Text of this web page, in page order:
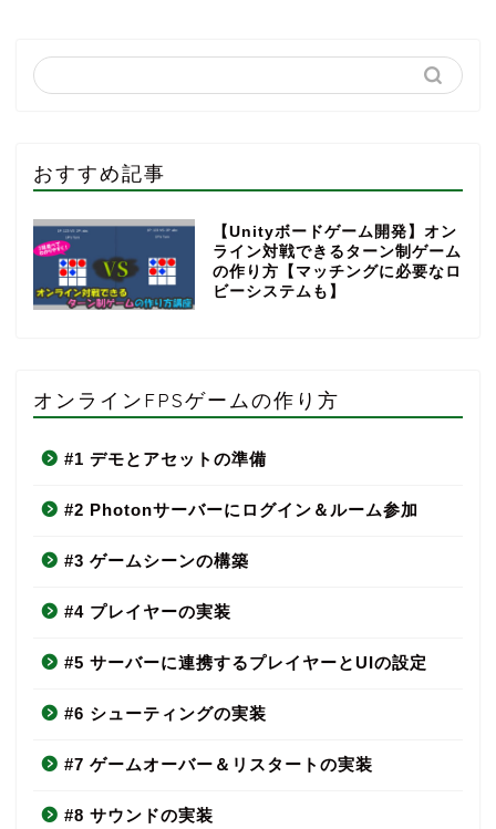
おすすめ記事
【Unityボードゲーム開発】オン
ライン対戦できるターン制ゲーム
の作り方【マッチングに必要なロ
ビーシステムも】
オンラインFPSゲームの作り方
#1 デモとアセットの準備
#2 Photonサーバーにログイン＆ルーム参加
#3 ゲームシーンの構築
#4 プレイヤーの実装
#5 サーバーに連携するプレイヤーとUIの設定
#6 シューティングの実装
#7 ゲームオーバー＆リスタートの実装
#8 サウンドの実装